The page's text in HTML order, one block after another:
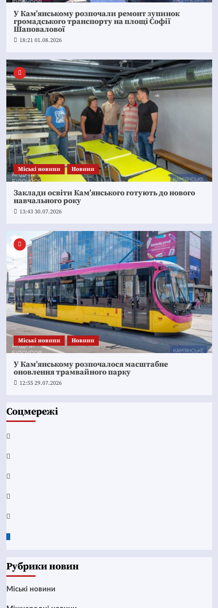
У Кам’янському розпочали ремонт зупинок
громадського транспорту на площі Софії
Шаповалової
18:21 01.08.2026
Mіські новини Новини
Заклади освіти Кам’янського готують до нового
навчального року
13:43 30.07.2026
Mіські новини Новини
У Кам’янському розпочалося масштабне
оновлення трамвайного парку
12:55 29.07.2026
Соцмережі
Facebook
YouTube
Telegram
Instagram
Twitter
Google
Рубрики новин
Mіські новини